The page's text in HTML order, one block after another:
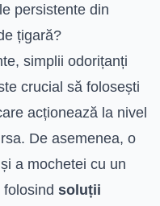
persistente din
țigară?
simplii odorițanți
crucial să folosești
acționează la nivel
De asemenea, o
a mochetei cu un
soluții